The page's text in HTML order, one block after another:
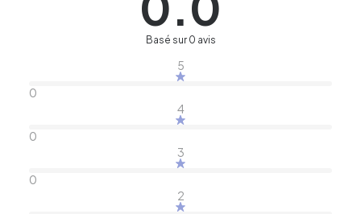
Basé sur 0 avis
5
0
4
0
3
0
2